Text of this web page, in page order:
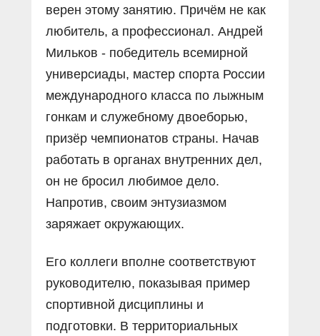
верен этому занятию. Причём не как
любитель, а профессионал. Андрей
Мильков - победитель всемирной
универсиады, мастер спорта России
международного класса по лыжным
гонкам и служебному двоеборью,
призёр чемпионатов страны. Начав
работать в органах внутренних дел,
он не бросил любимое дело.
Напротив, своим энтузиазмом
заряжает окружающих.
Его коллеги вполне соответствуют
руководителю, показывая пример
спортивной дисциплины и
подготовки. В территориальных